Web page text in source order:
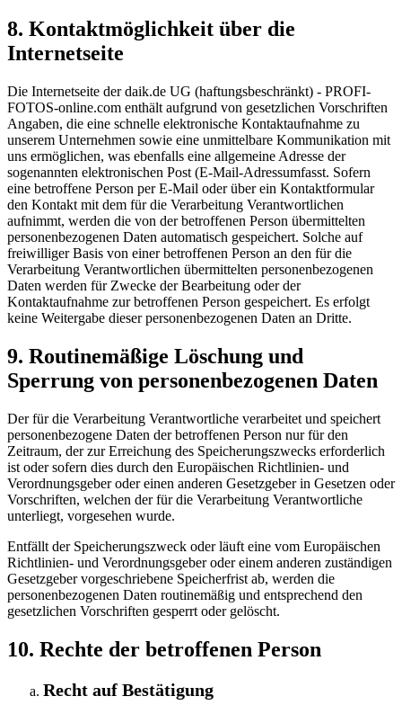
Kontaktmöglichkeit über die
Internetseite
Die Internetseite der daik.de UG (haftungsbeschränkt) - PROFI-
FOTOS-online.com enthält aufgrund von gesetzlichen Vorschriften
Angaben, die eine schnelle elektronische Kontaktaufnahme zu
unserem Unternehmen sowie eine unmittelbare Kommunikation mit
uns ermöglichen, was ebenfalls eine allgemeine Adresse der
sogenannten elektronischen Post (E-Mail-Adressumfasst. Sofern
eine betroffene Person per E-Mail oder über ein Kontaktformular
den Kontakt mit dem für die Verarbeitung Verantwortlichen
aufnimmt, werden die von der betroffenen Person übermittelten
personenbezogenen Daten automatisch gespeichert. Solche auf
freiwilliger Basis von einer betroffenen Person an den für die
Verarbeitung Verantwortlichen übermittelten personenbezogenen
Daten werden für Zwecke der Bearbeitung oder der
Kontaktaufnahme zur betroffenen Person gespeichert. Es erfolgt
keine Weitergabe dieser personenbezogenen Daten an Dritte.
Routinemäßige Löschung und
Sperrung von personenbezogenen Daten
Der für die Verarbeitung Verantwortliche verarbeitet und speichert
personenbezogene Daten der betroffenen Person nur für den
Zeitraum, der zur Erreichung des Speicherungszwecks erforderlich
ist oder sofern dies durch den Europäischen Richtlinien- und
Verordnungsgeber oder einen anderen Gesetzgeber in Gesetzen oder
Vorschriften, welchen der für die Verarbeitung Verantwortliche
unterliegt, vorgesehen wurde.
Entfällt der Speicherungszweck oder läuft eine vom Europäischen
Richtlinien- und Verordnungsgeber oder einem anderen zuständigen
Gesetzgeber vorgeschriebene Speicherfrist ab, werden die
personenbezogenen Daten routinemäßig und entsprechend den
gesetzlichen Vorschriften gesperrt oder gelöscht.
Rechte der betroffenen Person
Recht auf Bestätigung